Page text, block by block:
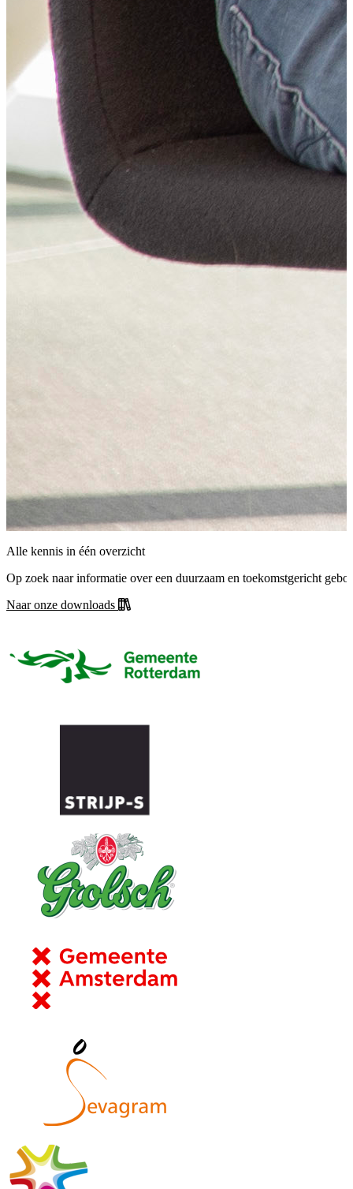
Alle kennis in één overzicht
Op zoek naar informatie over een duurzaam en toekomstgericht
Naar onze downloads